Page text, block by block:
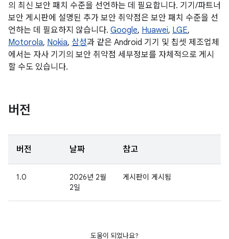
의 최신 보안 패치 수준을 선언하는 데 필요합니다. 기기/파트너
보안 게시판에 설명된 추가 보안 취약점은 보안 패치 수준을 선
언하는 데 필요하지 않습니다. Google, Huawei, LGE,
Motorola, Nokia, 삼성과 같은 Android 기기 및 칩셋 제조업체
에서는 자사 기기의 보안 취약점 세부정보를 자체적으로 게시
할 수도 있습니다.
버전
버전 날짜 참고
1.0
2026년 2월
2일
게시판이 게시됨
도움이 되었나요?